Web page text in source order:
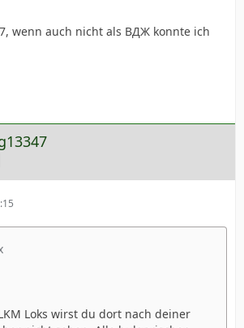
wenn auch nicht als BДЖ konnte ich
Loks wirst du dort nach deiner